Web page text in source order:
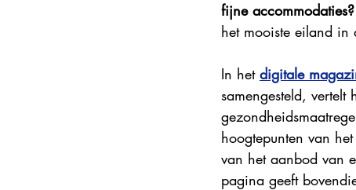
Provence-Alpes-Côte-d'Azur
Steden en korte vakanties DMC
Explore France 2025
fijne accommodaties?
het mooiste eiland in
In het digitale
samengesteld,
hoogtepunten van
van het aanbod van
pagina geeft